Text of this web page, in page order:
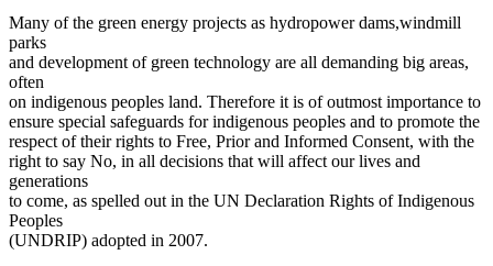
Many of the green energy projects as hydropower dams,windmill
parks
and development of green technology are all demanding big areas,
often
on indigenous peoples land. Therefore it is of outmost importance to
ensure special safeguards for indigenous peoples and to promote the
respect of their rights to Free, Prior and Informed Consent, with the
right to say No, in all decisions that will affect our lives and
generations
to come, as spelled out in the UN Declaration Rights of Indigenous
Peoples
(UNDRIP) adopted in 2007.